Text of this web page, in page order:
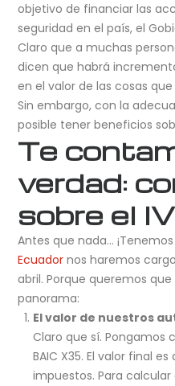
objetivo de financiar las
seguridad en el país, el
Claro que a muchas
dicen que habrá
en el valor de las cosas
Sin embargo, con la
posible tener beneficios
Te
verdad:
sobre el
Antes que nada…
Ecuador nos haremos
abril. Porque queremos
panorama:
El valor de nuestros
Claro que sí. Pongamos
BAIC X35. El valor final
impuestos. Para